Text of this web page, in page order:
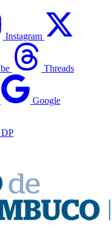
Instagram
Threads
Google